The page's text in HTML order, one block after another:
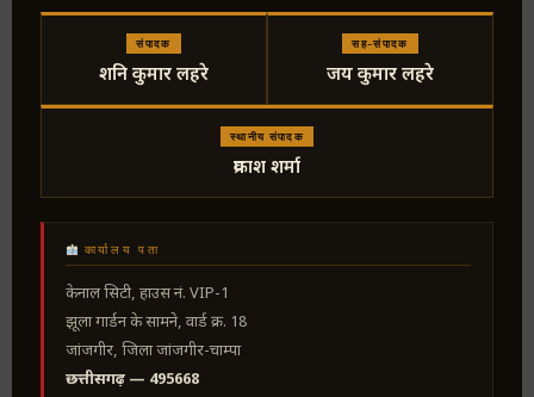
संपादक
शनि कुमार लहरे
सह-संपादक
जय कुमार लहरे
स्थानीय संपादक
प्रकाश शर्मा
कार्यालय पता
केनाल सिटी, हाउस नं. VIP-1
झूला गार्डन के सामने, वार्ड क्र. 18
जांजगीर, जिला जांजगीर-चाम्पा
छत्तीसगढ़ — 495668